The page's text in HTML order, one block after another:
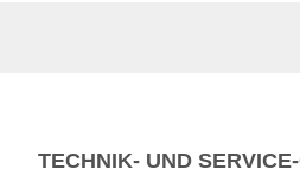
TECHNIK- UND